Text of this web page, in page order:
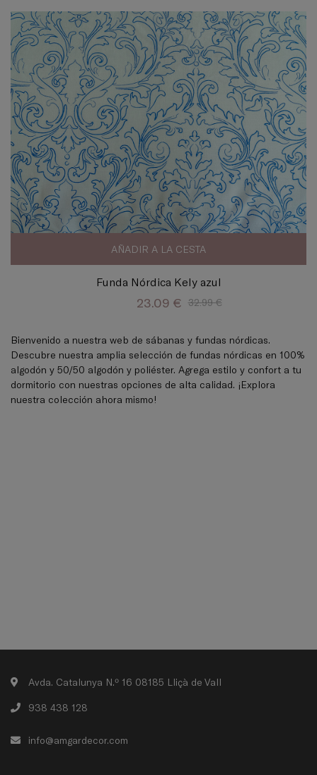
AÑADIR A LA CESTA
Funda Nórdica Kely azul
23.09 € 32.99 €
Bienvenido a nuestra web de sábanas y fundas nórdicas.
Descubre nuestra amplia selección de fundas nórdicas en 100%
algodón y 50/50 algodón y poliéster. Agrega estilo y confort a tu
dormitorio con nuestras opciones de alta calidad. ¡Explora
nuestra colección ahora mismo!
Avda. Catalunya N.º 16 08185 Lliçà de Vall
938 438 128
info@amgardecor.com